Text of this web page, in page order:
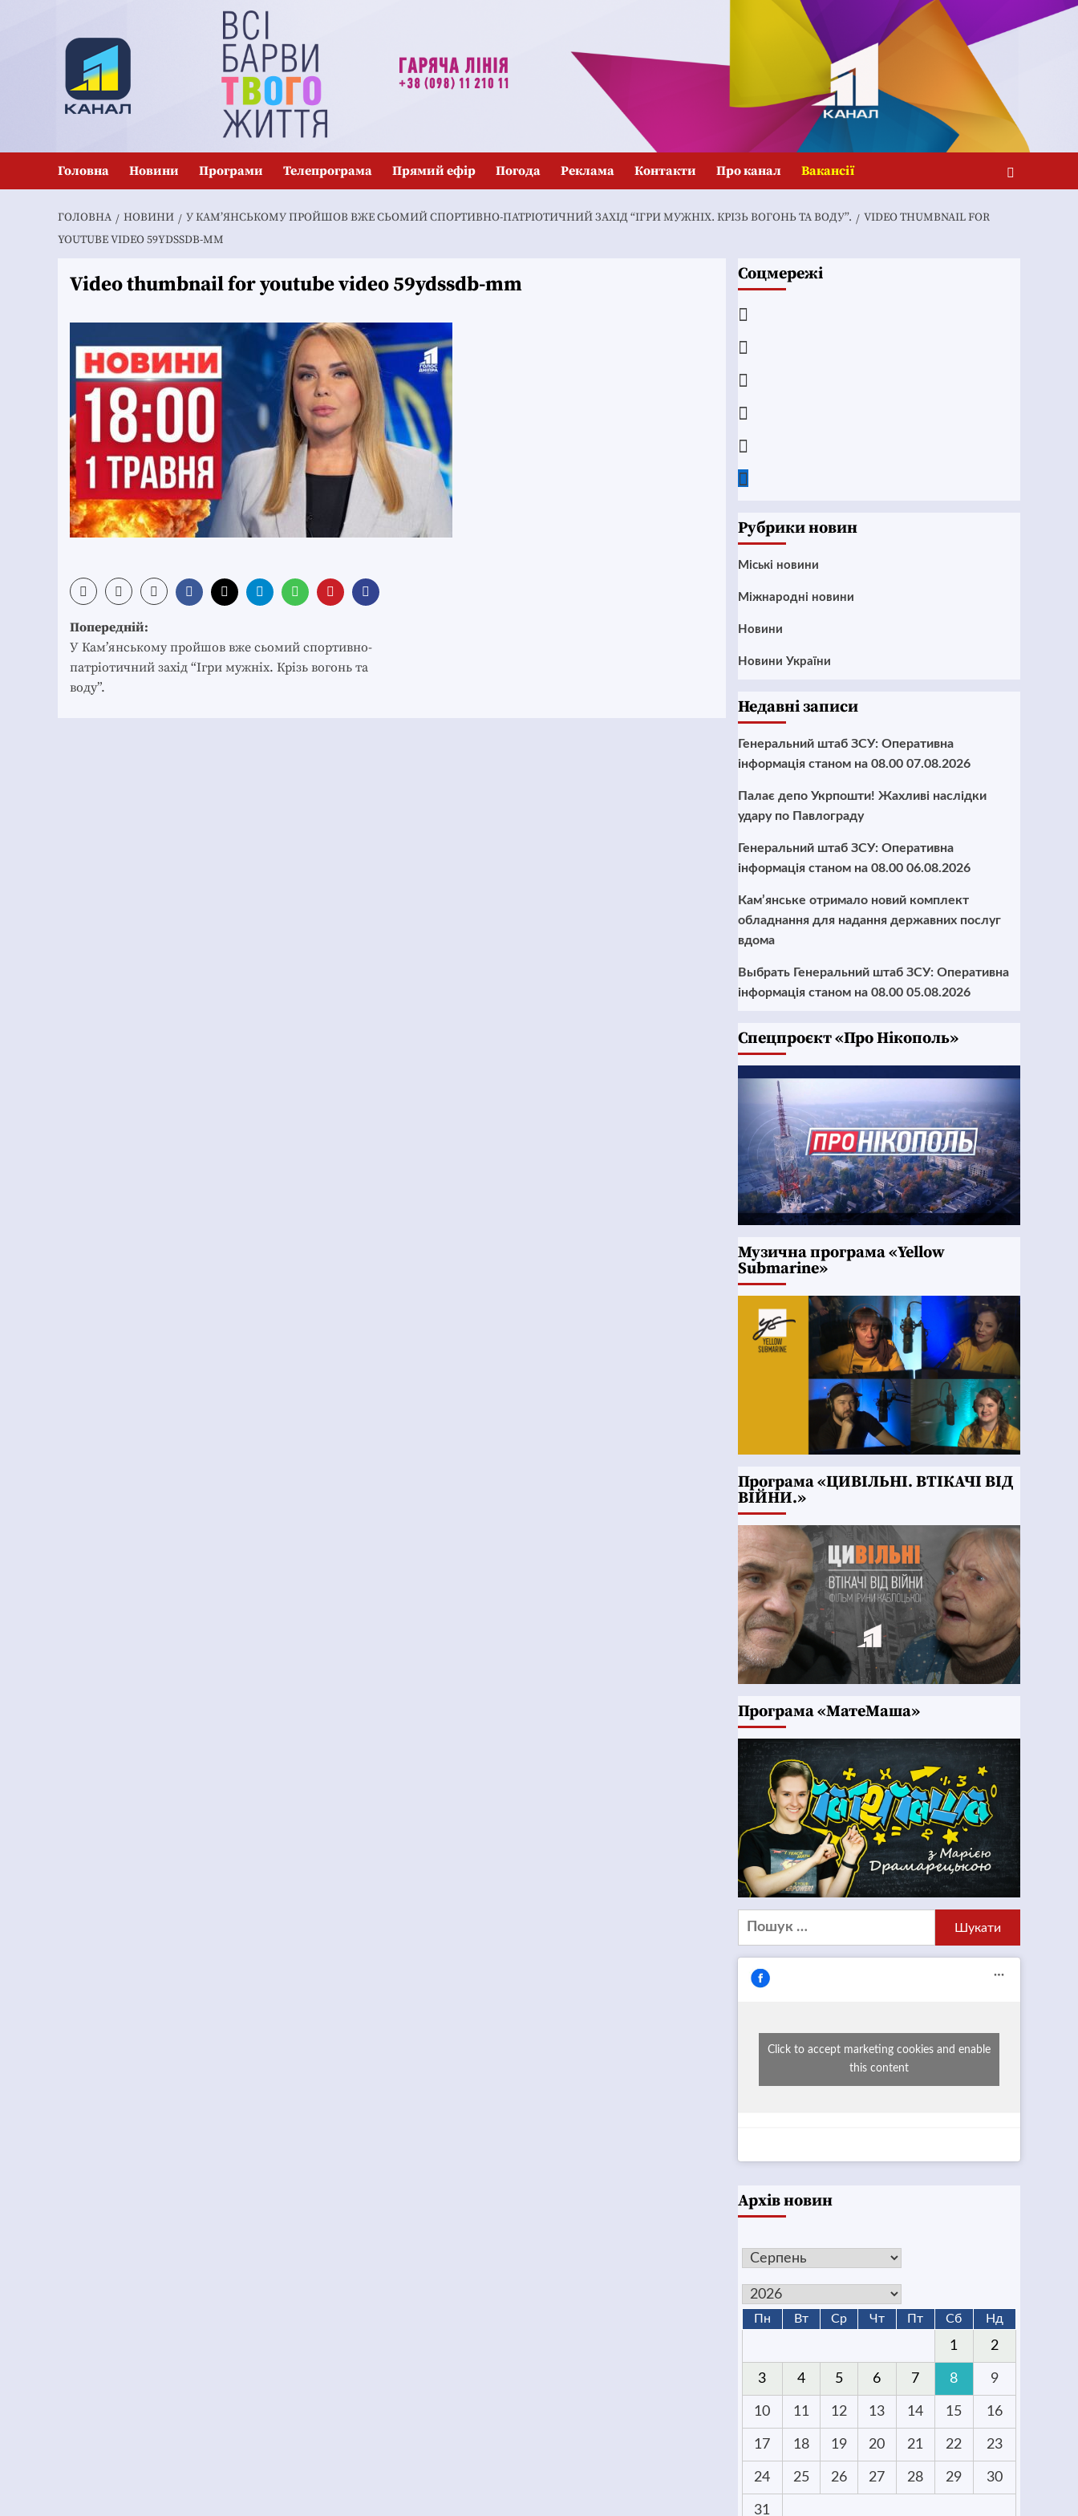
Головна Новини Програми Телепрограма Прямий ефір Погода Реклама Контакти Про канал Вакансії
ГОЛОВНА НОВИНИ У КАМ’ЯНСЬКОМУ ПРОЙШОВ ВЖЕ СЬОМИЙ СПОРТИВНО-ПАТРІОТИЧНИЙ ЗАХІД “ІГРИ МУЖНІХ. КРІЗЬ ВОГОНЬ ТА ВОДУ”.
VIDEO THUMBNAIL FOR
YOUTUBE VIDEO 59YDSSDB-MM
Video thumbnail for youtube video 59ydssdb-mm
Post
navigation
Попередній:
У Кам’янському пройшов вже сьомий спортивно-
патріотичний захід “Ігри мужніх. Крізь вогонь та
воду”.
Соцмережі
Рубрики новин
Mіські новини
Міжнародні новини
Новини
Новини України
Недавні записи
Генеральний штаб ЗСУ: Оперативна
інформація станом на 08.00 07.08.2026
Палає депо Укрпошти! Жахливі наслідки
удару по Павлограду
Генеральний штаб ЗСУ: Оперативна
інформація станом на 08.00 06.08.2026
Кам’янське отримало новий комплект
обладнання для надання державних послуг
вдома
Выбрать Генеральний штаб ЗСУ: Оперативна
інформація станом на 08.00 05.08.2026
Cпецпроєкт «Про Нікополь»
Музична програма «Yellow
Submarine»
Програма «ЦИВІЛЬНІ. ВТІКАЧІ ВІД
ВІЙНИ.»
Програма «МатеМаша»
Пошук:
Click to accept marketing cookies and enable
this content
Архів новин
Пн Вт Ср Чт Пт Сб Нд
1 2
3 4 5 6 7 8 9
10 11 12 13 14 15 16
17 18 19 20 21 22 23
24 25 26 27 28 29 30
31